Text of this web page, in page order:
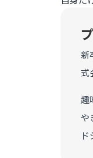
新
式
趣
や